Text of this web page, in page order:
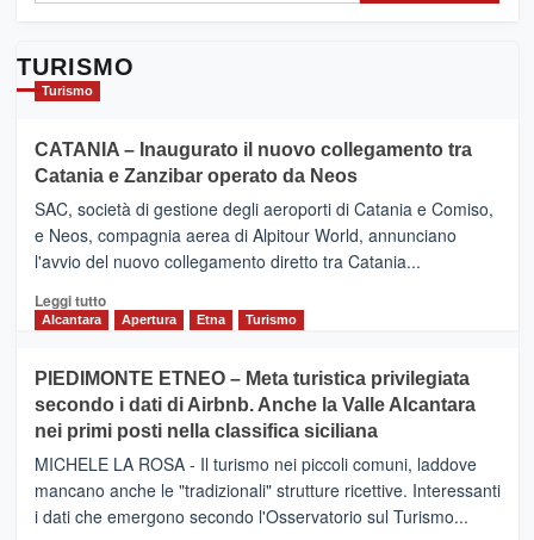
TURISMO
Turismo
CATANIA – Inaugurato il nuovo collegamento tra
Catania e Zanzibar operato da Neos
SAC, società di gestione degli aeroporti di Catania e Comiso,
e Neos, compagnia aerea di Alpitour World, annunciano
l'avvio del nuovo collegamento diretto tra Catania...
Leggi tuttoLeggi
CATANIA
–
Inaugurato
il
nuovo
collegamento
tra
Alcantara Apertura Etna Turismo
PIEDIMONTE ETNEO – Meta turistica privilegiata
secondo i dati di Airbnb. Anche la Valle Alcantara
nei primi posti nella classifica siciliana
MICHELE LA ROSA - Il turismo nei piccoli comuni, laddove
mancano anche le "tradizionali" strutture ricettive. Interessanti
i dati che emergono secondo l'Osservatorio sul Turismo...